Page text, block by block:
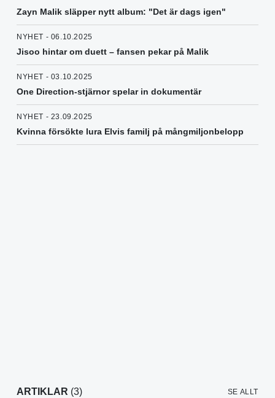
Zayn Malik släpper nytt album: "Det är dags igen"
NYHET - 06.10.2025
Jisoo hintar om duett – fansen pekar på Malik
NYHET - 03.10.2025
One Direction-stjärnor spelar in dokumentär
NYHET - 23.09.2025
Kvinna försökte lura Elvis familj på mångmiljonbelopp
ARTIKLAR (3) SE ALLT